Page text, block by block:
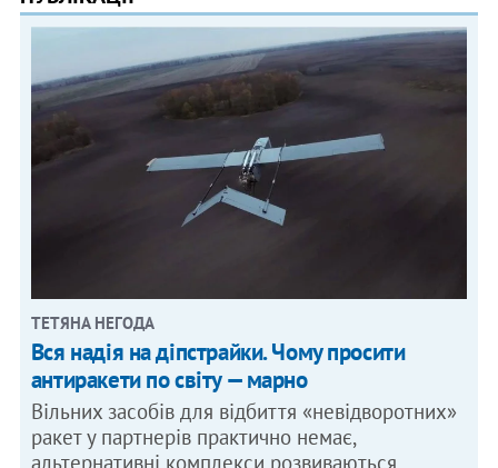
ТЕТЯНА НЕГОДА
Вся надія на діпстрайки. Чому просити
антиракети по світу — марно
Вільних засобів для відбиття «невідворотних»
ракет у партнерів практично немає,
альтернативні комплекси розвиваються